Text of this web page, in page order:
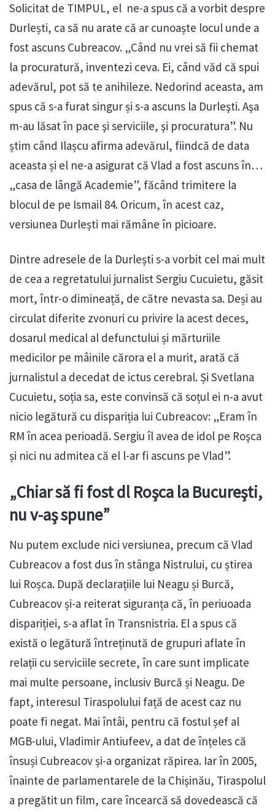
Solicitat de TIMPUL, el ne-a spus că a vorbit despre
Durlești, ca să nu arate că ar cunoaște locul unde a
fost ascuns Cubreacov. „Când nu vrei să fii chemat
la procuratură, inventezi ceva. Ei, când văd că spui
adevărul, pot să te anihileze. Nedorind aceasta, am
spus că s-a furat singur și s-a ascuns la Durleşti. Aşa
m-au lăsat în pace şi serviciile, şi procuratura”. Nu
știm când Ilașcu afirma adevărul, fiindcă de data
aceasta și el ne-a asigurat că Vlad a fost ascuns în…
„casa de lângă Academie”, făcând trimitere la
blocul de pe Ismail 84. Oricum, în acest caz,
versiunea Durlești mai rămâne în picioare.
Dintre adresele de la Durlești s-a vorbit cel mai mult
de cea a regretatului jurnalist Sergiu Cucuietu, găsit
mort, într-o dimineață, de către nevasta sa. Deși au
circulat diferite zvonuri cu privire la acest deces,
dosarul medical al defunctului și mărturiile
medicilor pe mâinile cărora el a murit, arată că
jurnalistul a decedat de ictus cerebral. Și Svetlana
Cucuietu, soția sa, este convinsă că soțul ei n-a avut
nicio legătură cu dispariția lui Cubreacov: „Eram în
RM în acea perioadă. Sergiu îl avea de idol pe Roşca
și nici nu admitea că el l-ar fi ascuns pe Vlad”.
„Chiar să fi fost dl Roşca la Bucureşti,
nu v-aş spune”
Nu putem exclude nici versiunea, precum că Vlad
Cubreacov a fost dus în stânga Nistrului, cu știrea
lui Roșca. După declarațiile lui Neagu și Burcă,
Cubreacov și-a reiterat siguranța că, în periuoada
dispariției, s-a aflat în Transnistria. El a spus că
există o legătură întreținută de grupuri aflate în
relații cu serviciile secrete, în care sunt implicate
mai multe persoane, inclusiv Burcă și Neagu. De
fapt, interesul Tiraspolului față de acest caz nu
poate fi negat. Mai întâi, pentru că fostul șef al
MGB-ului, Vladimir Antiufeev, a dat de înțeles că
însuși Cubreacov și-a organizat răpirea. Iar în 2005,
înainte de parlamentarele de la Chișinău, Tiraspolul
a pregătit un film, care încearcă să dovedească că